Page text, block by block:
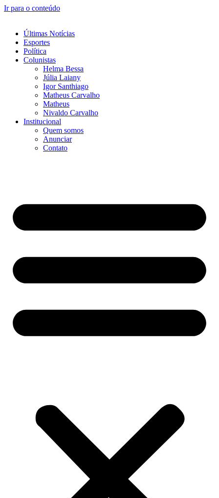
Ir para o conteúdo
Últimas Notícias
Esportes
Política
Colunistas
Helma Bessa
Júlia Laiany
Igor Santhiago
Matheus Carvalho
Matheus
Nivaldo Carvalho
Institucional
Quem somos
Anunciar
Contato